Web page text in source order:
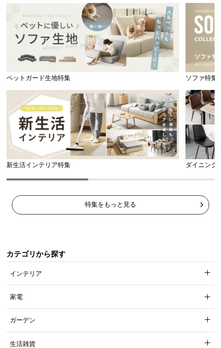
ペットガード生地特集 ソファ特集
新生活インテリア特集 ダイニング
特集をもっと見る
カテゴリから探す
インテリア
家電
ガーデン
生活雑貨